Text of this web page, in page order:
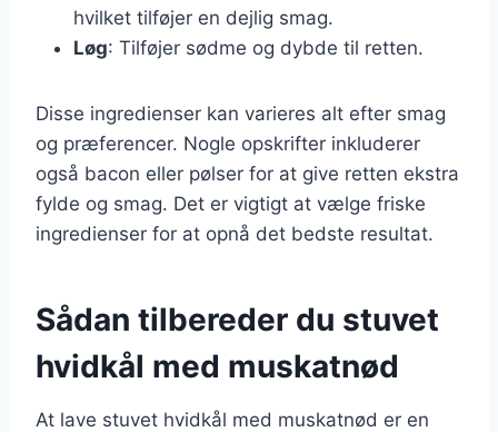
hvilket tilføjer en dejlig smag.
Løg: Tilføjer sødme og dybde til retten.
Disse ingredienser kan varieres alt efter smag
og præferencer. Nogle opskrifter inkluderer
også bacon eller pølser for at give retten ekstra
fylde og smag. Det er vigtigt at vælge friske
ingredienser for at opnå det bedste resultat.
Sådan tilbereder du stuvet
hvidkål med muskatnød
At lave stuvet hvidkål med muskatnød er en